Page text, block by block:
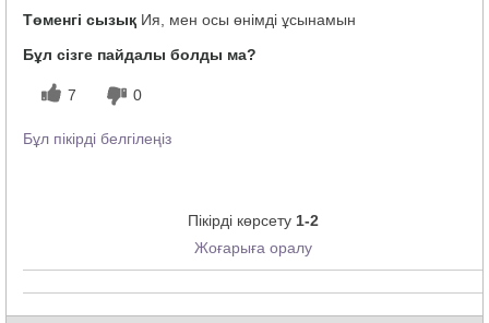
Төменгі сызық Ия, мен осы өнімді ұсынамын
Бұл сізге пайдалы болды ма?
7 0
Бұл пікірді белгілеңіз
Пікірді көрсету 1-2
Жоғарыға оралу